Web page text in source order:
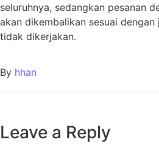
seluruhnya, sedangkan pesanan
akan dikembalikan sesuai dengan
tidak dikerjakan.
By hhan
Leave a Reply